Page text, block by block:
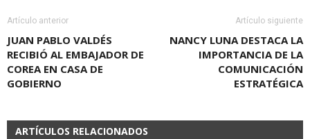
Artículo anterior
JUAN PABLO VALDÉS
RECIBIÓ AL EMBAJADOR DE
COREA EN CASA DE
GOBIERNO
Artículo siguiente
NANCY LUNA DESTACA LA
IMPORTANCIA DE LA
COMUNICACIÓN
ESTRATÉGICA
ARTÍCULOS RELACIONADOS